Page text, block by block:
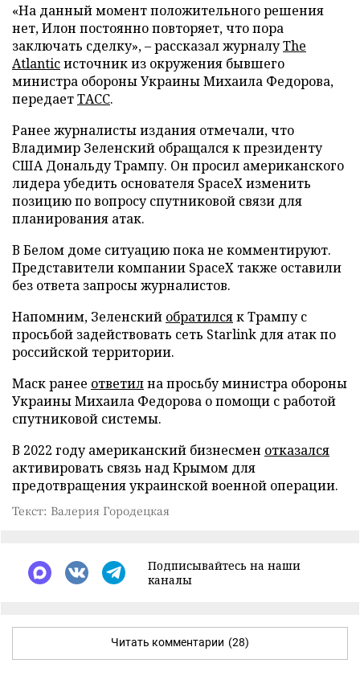
«На данный момент положительного решения
нет, Илон постоянно повторяет, что пора
заключать сделку», – рассказал журналуThe
Atlanticисточник из окружения бывшего
министра обороны Украины Михаила Федорова,
передаетТАСС.
Ранее журналисты издания отмечали, что
Владимир Зеленский обращался к президенту
США Дональду Трампу. Он просил американского
лидера убедить основателя SpaceX изменить
позицию по вопросу спутниковой связи для
планирования атак.
В Белом доме ситуацию пока не комментируют.
Представители компании SpaceX также оставили
без ответа запросы журналистов.
Напомним, Зеленский обратилсяк Трампу с
просьбой задействовать сеть Starlink для атак по
российской территории.
Маск ранее ответилна просьбу министра обороны
Украины Михаила Федорова о помощи с работой
спутниковой системы.
В 2022 году американский бизнесмен отказался
активировать связь над Крымом для
предотвращения украинской военной операции.
Текст: Валерия Городецкая
Подписывайтесь на наши
каналы
Читать комментарии (28)